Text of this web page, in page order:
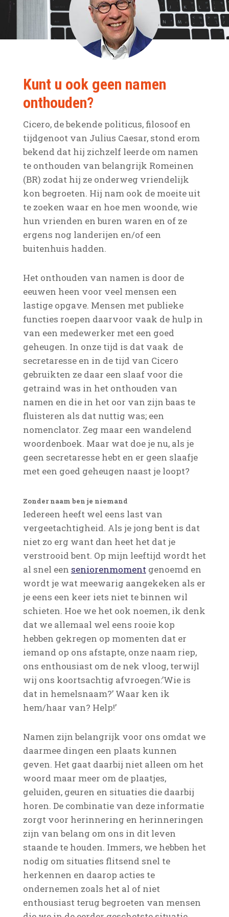
Kunt u ook geen namen
onthouden?
Cicero, de bekende politicus, filosoof en
tijdgenoot van Julius Caesar, stond erom
bekend dat hij zichzelf leerde om namen
te onthouden van belangrijk Romeinen
(BR) zodat hij ze onderweg vriendelijk
kon begroeten. Hij nam ook de moeite uit
te zoeken waar en hoe men woonde, wie
hun vrienden en buren waren en of ze
ergens nog landerijen en/of een
buitenhuis hadden.
Het onthouden van namen is door de
eeuwen heen voor veel mensen een
lastige opgave. Mensen met publieke
functies roepen daarvoor vaak de hulp in
van een medewerker met een goed
geheugen. In onze tijd is dat vaak de
secretaresse en in de tijd van Cicero
gebruikten ze daar een slaaf voor die
getraind was in het onthouden van
namen en die in het oor van zijn baas te
fluisteren als dat nuttig was; een
nomenclator. Zeg maar een wandelend
woordenboek. Maar wat doe je nu, als je
geen secretaresse hebt en er geen slaafje
met een goed geheugen naast je loopt?
Zonder naam ben je niemand
Iedereen heeft wel eens last van
vergeetachtigheid. Als je jong bent is dat
niet zo erg want dan heet het dat je
verstrooid bent. Op mijn leeftijd wordt het
al snel een seniorenmomentgenoemd en
wordt je wat meewarig aangekeken als er
je eens een keer iets niet te binnen wil
schieten. Hoe we het ook noemen, ik denk
dat we allemaal wel eens rooie kop
hebben gekregen op momenten dat er
iemand op ons afstapte, onze naam riep,
ons enthousiast om de nek vloog, terwijl
wij ons koortsachtig afvroegen:’Wie is
dat in hemelsnaam?’ Waar ken ik
hem/haar van? Help!’
Namen zijn belangrijk voor ons omdat we
daarmee dingen een plaats kunnen
geven. Het gaat daarbij niet alleen om het
woord maar meer om de plaatjes,
geluiden, geuren en situaties die daarbij
horen. De combinatie van deze informatie
zorgt voor herinnering en herinneringen
zijn van belang om ons in dit leven
staande te houden. Immers, we hebben het
nodig om situaties flitsend snel te
herkennen en daarop acties te
ondernemen zoals het al of niet
enthousiast terug begroeten van mensen